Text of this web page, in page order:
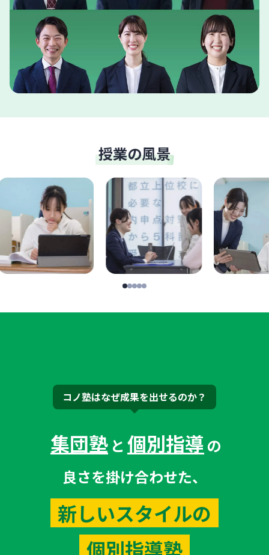
授業の風景
コノ塾はなぜ成果を出せるのか？
集団塾 と 個別指導 の
良さを掛け合わせた、
新しいスタイルの
個別指導塾